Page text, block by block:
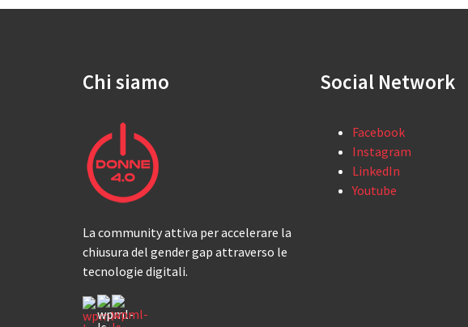
Chi siamo
La community attiva per accelerare la
chiusura del gender gap attraverso le
tecnologie digitali.
Social Network
Facebook
Instagram
LinkedIn
Youtube